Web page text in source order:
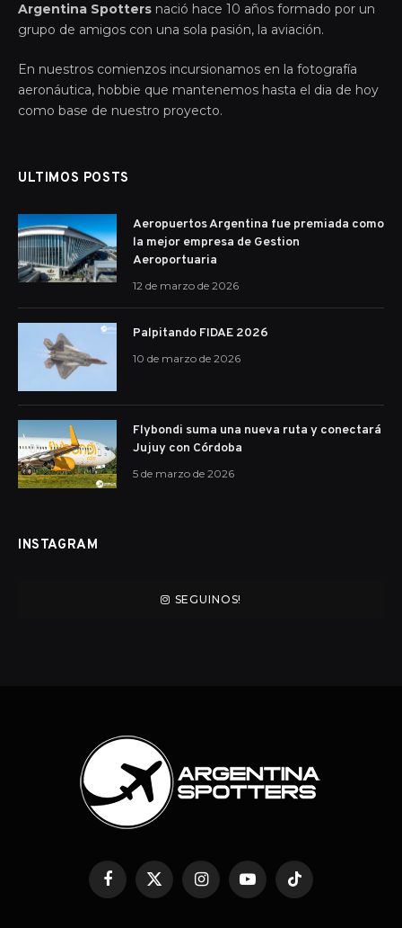
Argentina Spotters nació hace 10 años formado por un
grupo de amigos con una sola pasión, la aviación.
En nuestros comienzos incursionamos en la fotografía
aeronáutica, hobbie que mantenemos hasta el dia de hoy
como base de nuestro proyecto.
ULTIMOS POSTS
Aeropuertos Argentina fue premiada como
la mejor empresa de Gestion
Aeroportuaria
12 de marzo de 2026
Palpitando FIDAE 2026
10 de marzo de 2026
Flybondi suma una nueva ruta y conectará
Jujuy con Córdoba
5 de marzo de 2026
INSTAGRAM
SEGUINOS!
FacebookTwitter InstagramYouTubeTikTok